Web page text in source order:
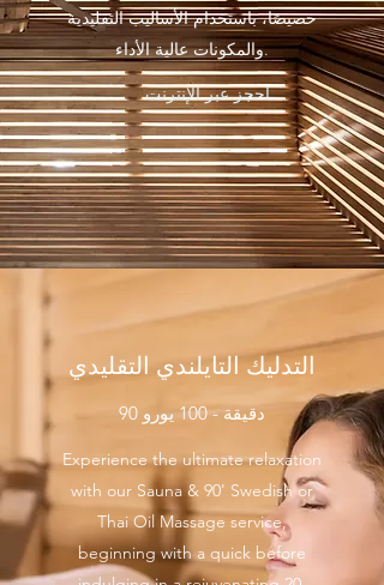
خصيصًا، باستخدام الأساليب التقليدية
والمكونات عالية الأداء.
احجز عبر الإنترنت
التدليك التايلندي التقليدي
90 دقيقة - 100 يورو
Experience the ultimate relaxation
with our Sauna & 90' Swedish or
Thai Oil Massage service,
beginning with a quick before